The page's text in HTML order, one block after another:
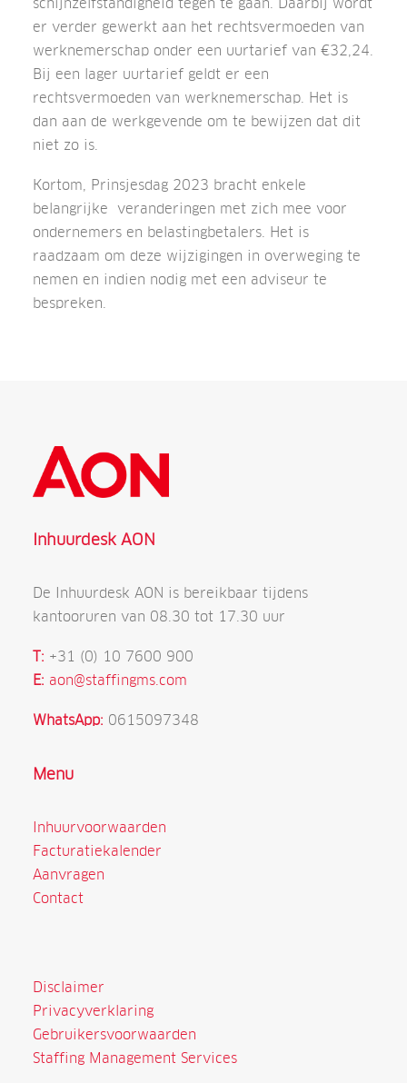
schijnzelfstandigheid tegen te gaan. Daarbij wordt
er verder gewerkt aan het rechtsvermoeden van
werknemerschap onder een uurtarief van €32,24.
Bij een lager uurtarief geldt er een
rechtsvermoeden van werknemerschap. Het is
dan aan de werkgevende om te bewijzen dat dit
niet zo is.
Kortom, Prinsjesdag 2023 bracht enkele
belangrijke veranderingen met zich mee voor
ondernemers en belastingbetalers. Het is
raadzaam om deze wijzigingen in overweging te
nemen en indien nodig met een adviseur te
bespreken.
Inhuurdesk AON
De Inhuurdesk AON is bereikbaar tijdens
kantooruren van 08.30 tot 17.30 uur
T: +31 (0) 10 7600 900
E: aon@staffingms.com
WhatsApp: 0615097348
Menu
Inhuurvoorwaarden
Facturatiekalender
Aanvragen
Contact
Disclaimer
Privacyverklaring
Gebruikersvoorwaarden
Staffing Management Services